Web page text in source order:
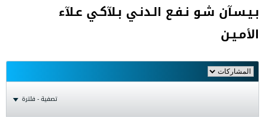
بـيـسـآن شـو نـفـع الـدنـي بـلآكـي عـلآء
الأمـيـن
تصفية - فلترة